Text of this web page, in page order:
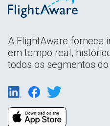
A FlightAware fornece
em tempo real,
todos os segmentos